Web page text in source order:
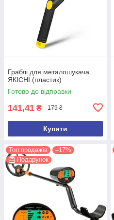
Граблі для металошукача
ЯКІСНІ (пластик)
Готово до відправки
141,41 ₴ 179 ₴
Купити
Топ продажів
–17%
Подарунок